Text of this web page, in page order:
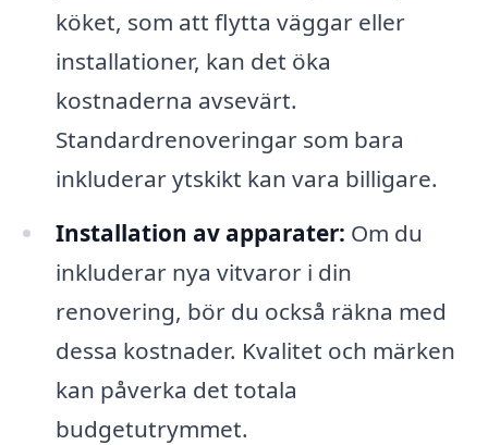
köket, som att flytta väggar eller
installationer, kan det öka
kostnaderna avsevärt.
Standardrenoveringar som bara
inkluderar ytskikt kan vara billigare.
Installation av apparater: Om du
inkluderar nya vitvaror i din
renovering, bör du också räkna med
dessa kostnader. Kvalitet och märken
kan påverka det totala
budgetutrymmet.